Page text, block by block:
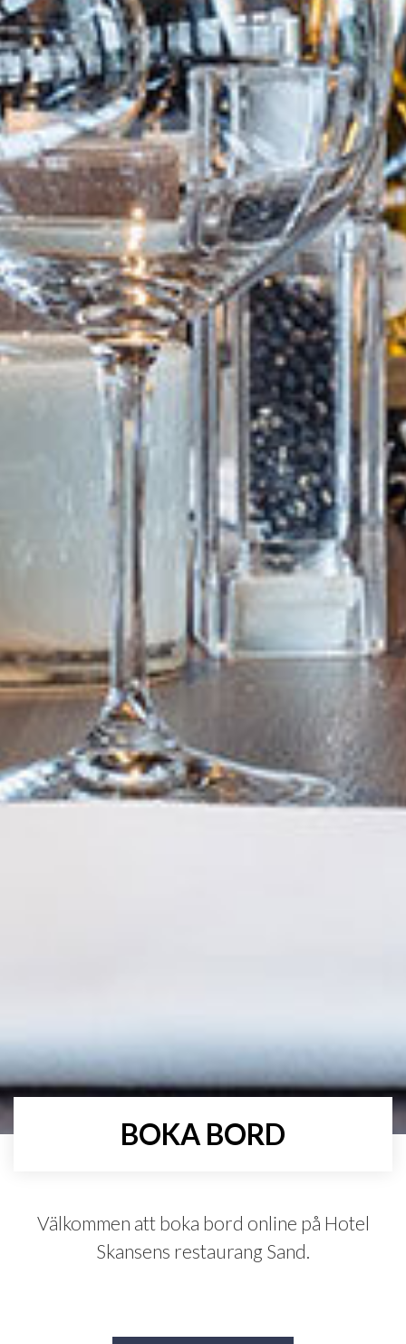
BOKA BORD
Välkommen att boka bord online på Hotel
Skansens restaurang Sand.